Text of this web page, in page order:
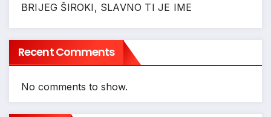
BRIJEG ŠIROKI, SLAVNO TI JE IME
Recent Comments
No comments to show.